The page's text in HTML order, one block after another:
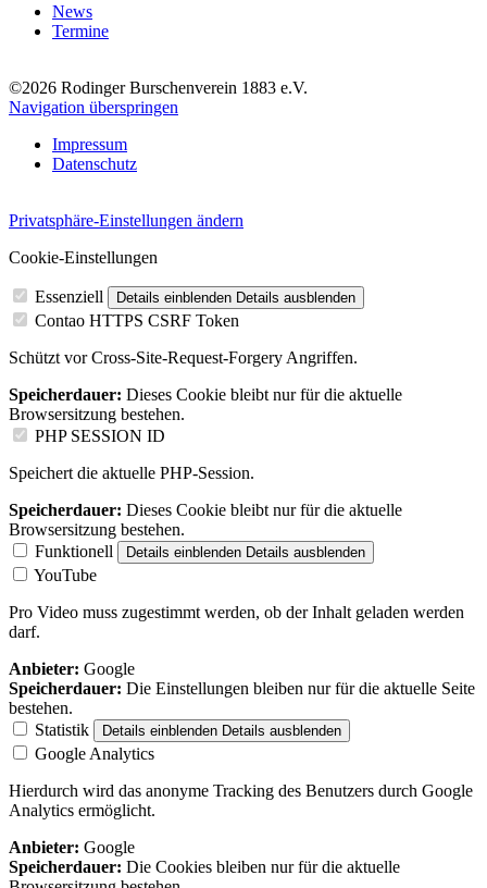
News
Termine
©2026 Rodinger Burschenverein 1883 e.V.
Navigation überspringen
Impressum
Datenschutz
Privatsphäre-Einstellungen ändern
Cookie-Einstellungen
Essenziell Details einblenden Details ausblenden
Contao HTTPS CSRF Token
Schützt vor Cross-Site-Request-Forgery Angriffen.
Speicherdauer: Dieses Cookie bleibt nur für die aktuelle
Browsersitzung bestehen.
PHP SESSION ID
Speichert die aktuelle PHP-Session.
Speicherdauer: Dieses Cookie bleibt nur für die aktuelle
Browsersitzung bestehen.
Funktionell
Details einblenden Details ausblenden
YouTube
Pro Video muss zugestimmt werden, ob der Inhalt geladen werden
darf.
Anbieter: Google
Speicherdauer: Die Einstellungen bleiben nur für die aktuelle Seite
bestehen.
Statistik
Details einblenden Details ausblenden
Google Analytics
Hierdurch wird das anonyme Tracking des Benutzers durch Google
Analytics ermöglicht.
Anbieter: Google
Speicherdauer: Die Cookies bleiben nur für die aktuelle